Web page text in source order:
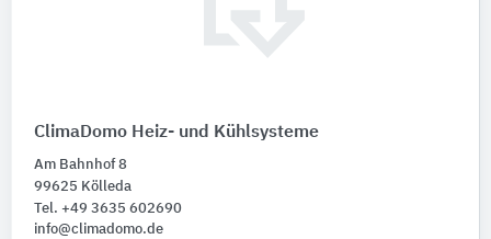
ClimaDomo Heiz- und Kühlsysteme
Am Bahnhof 8
99625 Kölleda
Tel. +49 3635 602690
info@climadomo.de